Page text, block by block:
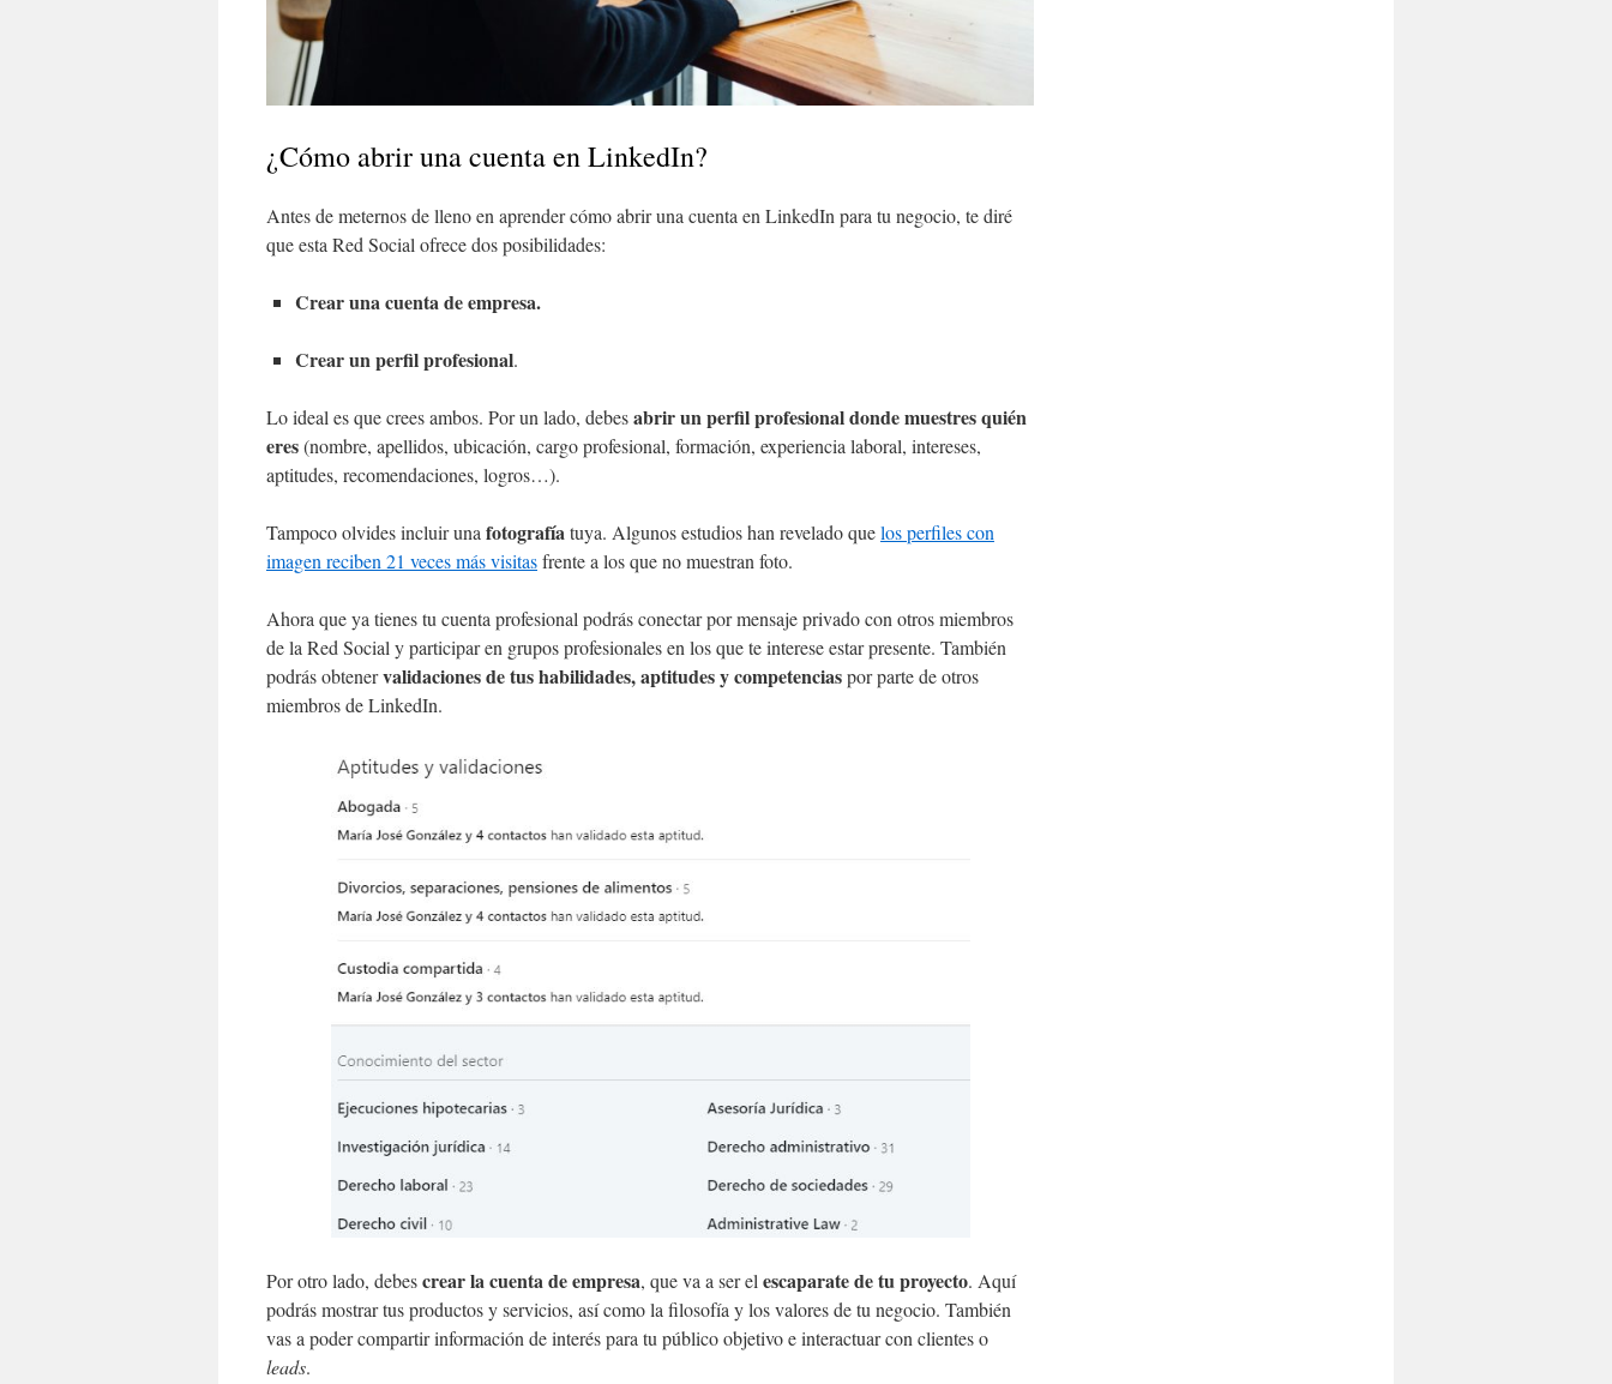
¿Cómo abrir una cuenta en LinkedIn?
Antes de meternos de lleno en aprender cómo abrir una cuenta en LinkedIn para tu negocio, te diré
que esta Red Social ofrece dos posibilidades:
Crear una cuenta de empresa.
Crear un perfil profesional.
Lo ideal es que crees ambos. Por un lado, debesabrir un perfil profesional donde muestres quién
eres(nombre, apellidos, ubicación, cargo profesional, formación, experiencia laboral, intereses,
aptitudes, recomendaciones, logros…).
Tampoco olvides incluir una fotografíatuya. Algunos estudios han revelado quelos perfiles con
imagen reciben 21 veces más visitasfrente a los que no muestran foto.
Ahora que ya tienes tu cuenta profesional podrás conectar por mensaje privado con otros miembros
de la Red Social y participar en grupos profesionales en los que te interese estar presente. También
podrás obtenervalidaciones de tus habilidades, aptitudes y competenciaspor parte de otros
miembros de LinkedIn.
Por otro lado, debescrear la cuenta de empresa, que va a ser el escaparate de tu proyecto. Aquí
podrás mostrar tus productos y servicios, así como la filosofía y los valores de tu negocio. También
vas a poder compartir información de interés para tu público objetivo e interactuar con clientes o
leads.